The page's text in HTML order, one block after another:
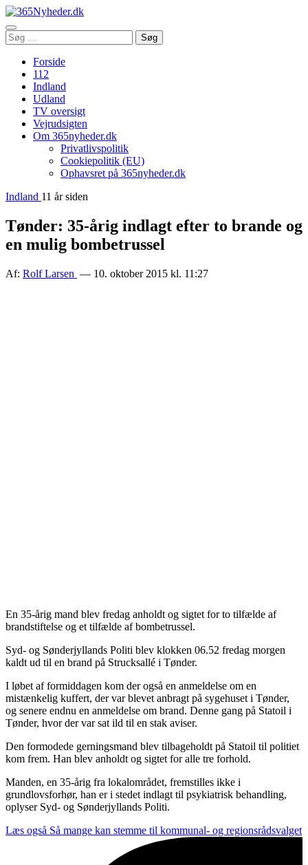
Åbn
menu
Søg
efter:
Søg
Forside
112
Indland
Udland
TV oversigt
Vejrudsigten
Om 365nyheder.dk
Privatlivspolitik
Cookiepolitik (EU)
Ophavsret på 365nyheder.dk
Indland 11 år siden
Tønder: 35-årig indlagt efter to brande og
en mulig bombetrussel
Af: Rolf Larsen — 10. oktober 2015 kl. 11:27
En 35-årig mand blev fredag anholdt og sigtet for to tilfælde af
brandstiftelse og et tilfælde af bombetrussel.
Syd- og Sønderjyllands Politi blev klokken 06.52 fredag morgen
kaldt ud til en brand på Strucksallé i Tønder.
I løbet af formiddagen kom der også en anmeldelse om en
mistænkelig kuffert, der var blevet anbragt på sygehuset i Tønder,
og senere endnu en anmeldelse om brand. Denne gang på Statoil i
Tønder, hvor der var sat ild til en stak aviser.
Den formodede gerningsmand blev tilbageholdt på Statoil til politiet
kom frem. Han blev anholdt og sigtet for alle tre forhold.
Manden, en 35-årig fra lokalområdet, fremstilles ikke i
grundlovsforhør, han er i stedet indlagt til psykiatrisk behandling,
oplyser Syd- og Sønderjyllands Politi.
Læs også Så mange kan stemme til kommunal- og regionsrådsvalget